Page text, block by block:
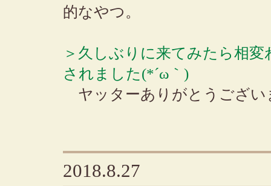
的なやつ。
＞久しぶりに来てみたら相
されました(*´ω｀)
ヤッターありがとうござい
2018.8.27